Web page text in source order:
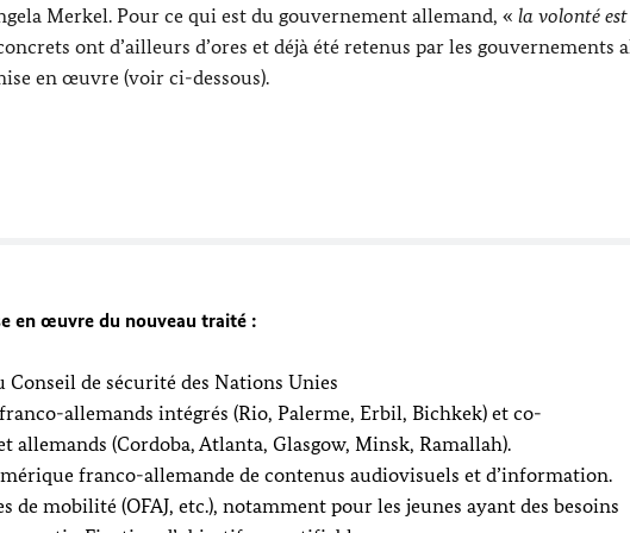
Merkel. Pour ce qui est du gouvernement allemand, « la volonté est
ont d’ailleurs d’ores et déjà été retenus par les gouvernements
en œuvre (voir ci-dessous).
en œuvre du nouveau traité :
Conseil de sécurité des Nations Unies
allemands intégrés (Rio, Palerme, Erbil, Bichkek) et co-
allemands (Cordoba, Atlanta, Glasgow, Minsk, Ramallah).
franco-allemande de contenus audiovisuels et d’information.
de mobilité (OFAJ, etc.), notamment pour les jeunes ayant des besoins